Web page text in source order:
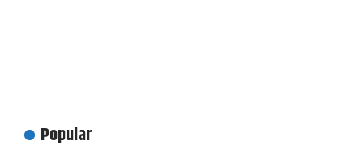
Popular